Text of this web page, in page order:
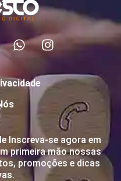
Inscreva-se agora em
primeira mão nossas
promoções e dicas